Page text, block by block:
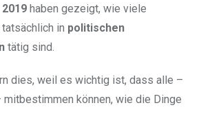
haben gezeigt, wie viele
in politischen
tätig sind.
dies, weil es wichtig ist, dass alle –
mitbestimmen können, wie die Dinge